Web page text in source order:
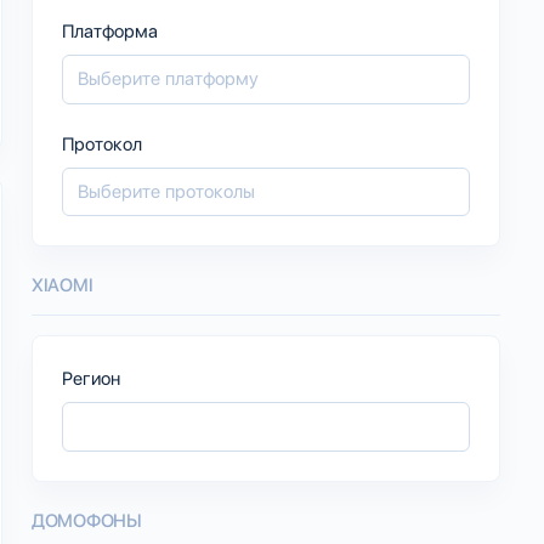
Платформа
Протокол
XIAOMI
Регион
ДОМОФОНЫ